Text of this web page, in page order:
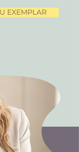
EXEMPLAR